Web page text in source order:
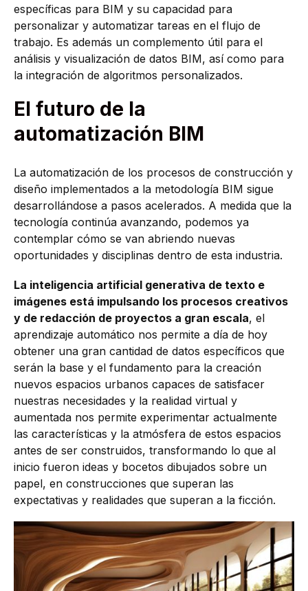
específicas para BIM y su capacidad para
personalizar y automatizar tareas en el flujo de
trabajo. Es además un complemento útil para el
análisis y visualización de datos BIM, así como para
la integración de algoritmos personalizados.
El futuro de la
automatización BIM
La automatización de los procesos de construcción y
diseño implementados a la metodología BIM sigue
desarrollándose a pasos acelerados. A medida que la
tecnología continúa avanzando, podemos ya
contemplar cómo se van abriendo nuevas
oportunidades y disciplinas dentro de esta industria.
La inteligencia artificial generativa de texto e
imágenes está impulsando los procesos creativos
y de redacción de proyectos a gran escala, el
aprendizaje automático nos permite a día de hoy
obtener una gran cantidad de datos específicos que
serán la base y el fundamento para la creación
nuevos espacios urbanos capaces de satisfacer
nuestras necesidades y la realidad virtual y
aumentada nos permite experimentar actualmente
las características y la atmósfera de estos espacios
antes de ser construidos, transformando lo que al
inicio fueron ideas y bocetos dibujados sobre un
papel, en construcciones que superan las
expectativas y realidades que superan a la ficción.